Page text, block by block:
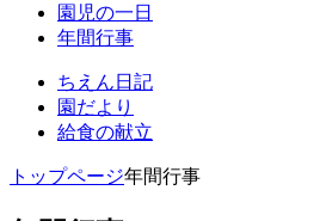
園児の一日
年間行事
ちえん日記
園だより
給食の献立
トップページ年間行事